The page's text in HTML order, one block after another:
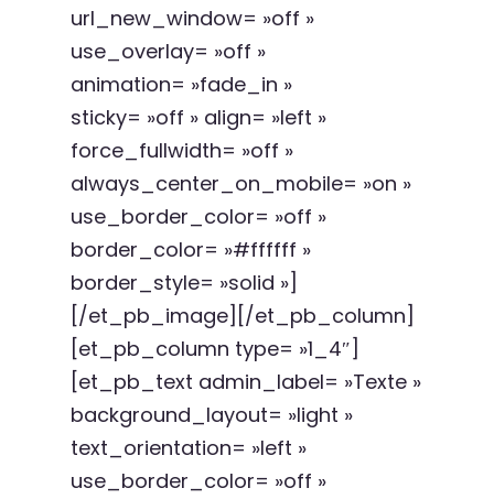
url_new_window= »off »
use_overlay= »off »
animation= »fade_in »
sticky= »off » align= »left »
force_fullwidth= »off »
always_center_on_mobile= »on »
use_border_color= »off »
border_color= »#ffffff »
border_style= »solid »]
[/et_pb_image][/et_pb_column]
[et_pb_column type= »1_4″]
[et_pb_text admin_label= »Texte »
background_layout= »light »
text_orientation= »left »
use_border_color= »off »